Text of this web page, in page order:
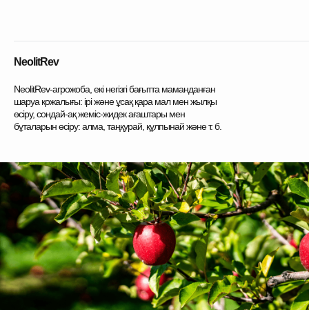
NeolitRev-агрожоба, екі негізгі бағытта маманданған
шаруа қожалығы: ірі және ұсақ қара мал мен жылқы
өсіру, сондай-ақ жеміс-жидек ағаштары мен
бұталарын өсіру: алма, таңқурай, құлпынай және т. б.
NeolitRev